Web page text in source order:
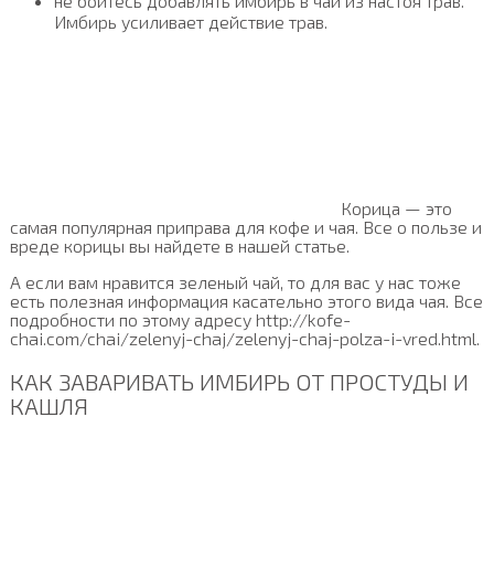
Имбирь усиливает действие трав.
Корица — это
самая популярная приправа для кофе и чая. Все о пользе и
вреде корицы вы найдете в нашей статье.
А если вам нравится зеленый чай, то для вас у нас тоже
есть полезная информация касательно этого вида чая. Все
подробности по этому адресу http://kofe-
chai.com/chai/zelenyj-chaj/zelenyj-chaj-polza-i-vred.html.
КАК ЗАВАРИВАТЬ ИМБИРЬ ОТ ПРОСТУДЫ И
КАШЛЯ